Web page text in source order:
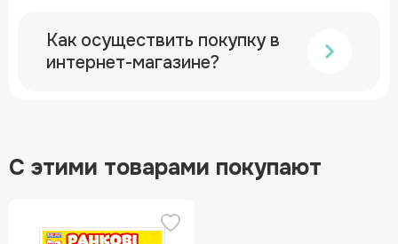
Как осуществить покупку в
интернет-магазине?
С этими товарами покупают